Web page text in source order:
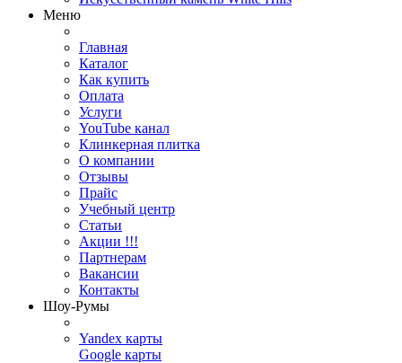
Меню
Главная
Каталог
Как купить
Оплата
Услуги
YouTube канал
Клинкерная плитка
О компании
Отзывы
Прайс
Учебный центр
Статьи
Акции !!!
Партнерам
Вакансии
Контакты
Шоу-Румы
Yandex карты
Google карты